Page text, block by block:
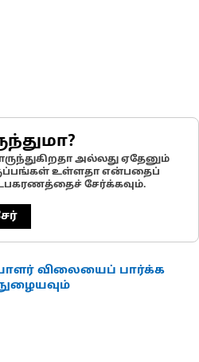
அல்லது ஏதேனும்
உள்ளதா என்பதைப்
சேர்க்கவும்.
விலையைப் பார்க்க